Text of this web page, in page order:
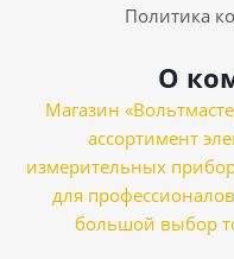
Политика
О
Магазин
ассортимент
измерительных
для
большой выбор